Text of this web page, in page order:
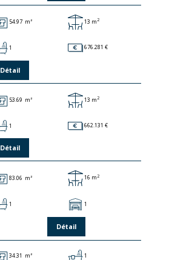
54.97 m² 13 m2
1 676.281 €
Détail
53.69 m² 13 m2
1 662.131 €
Détail
83.06 m² 16 m2
1 1
Détail
34.31 m² 1